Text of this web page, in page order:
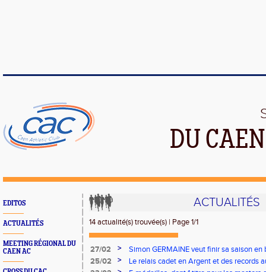
DU
EDITOS
ACTUALITÉS
MEETING RÉGIONAL DU
CAEN AC
ACTUALITÉS
14 actualité(s) trouvée(s) | Page 1/1
27/02 >
Simon GERMAINE veut finir sa saison en
25/02
>
Le relais cadet en Argent et des records